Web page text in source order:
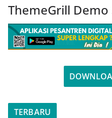
ThemeGrill Demo
TERBARU